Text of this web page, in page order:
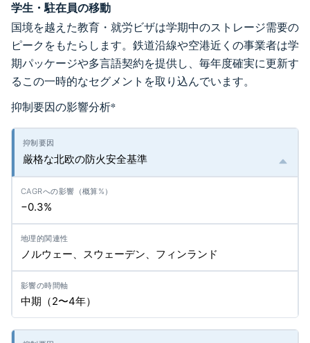
学生・駐在員の移動
国境を越えた教育・就労ビザは学期中のストレージ需要の
ピークをもたらします。鉄道沿線や空港近くの事業者は学
期パッケージや多言語契約を提供し、毎年度確実に更新す
るこの一時的なセグメントを取り込んでいます。
抑制要因の影響分析*
厳格な北欧の防火安全基準
−0.3%
ノルウェー、スウェーデン、フィンランド
中期（2〜4年）